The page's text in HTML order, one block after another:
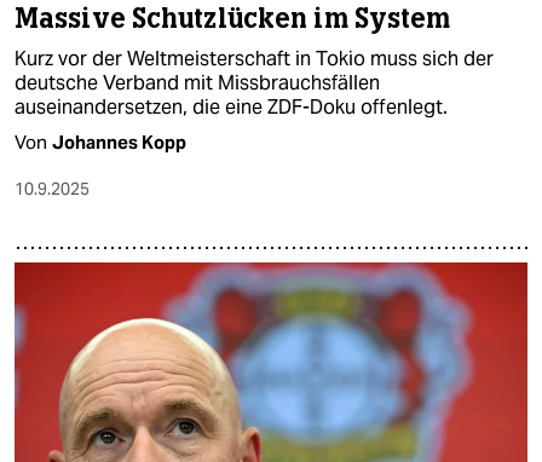
Massive Schutzlücken im System
Kurz vor der Weltmeisterschaft in Tokio muss sich der
deutsche Verband mit Missbrauchsfällen
auseinandersetzen, die eine ZDF-Doku offenlegt.
Von Johannes Kopp
10.9.2025